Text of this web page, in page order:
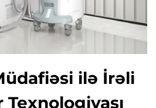
ilə İrəli
Texnologiyası